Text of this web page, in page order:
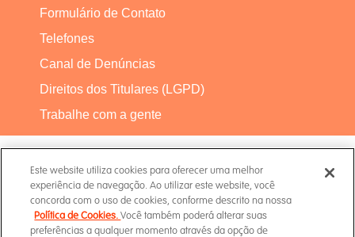
Formulário de Contato
Telefones
Canal de Denúncias
Direitos dos Titulares (LGPD)
Trabalhe com a gente
Termos de Uso
Este website utiliza cookies para oferecer uma melhor
experiência de navegação. Ao utilizar este website, você
concorda com o uso de cookies, conforme descrito na nossa
Política de Cookies.Você também poderá alterar suas
preferências a qualquer momento através da opção de